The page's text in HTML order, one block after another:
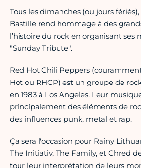
Tous les dimanches (ou jours
Bastille rend hommage à des
l’histoire du rock en organisant ses
"Sunday Tribute".
Red Hot Chili Peppers
Hot ou RHCP) est un groupe de
en 1983 à Los Angeles. Leur
principalement des éléments de
des influences punk, metal et rap.
Ça sera l'occasion pour Rainy
The Initiativ, The Family, et Chred
tour leur interprétation de leurs